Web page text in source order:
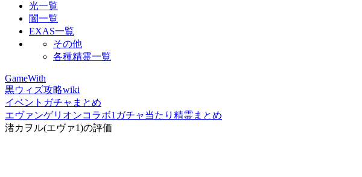
光一覧
闇一覧
EXAS一覧
その他
各種精霊一覧
GameWith
黒ウィズ攻略wiki
イベントガチャまとめ
エヴァンゲリオンコラボ1ガチャ当たり精霊まとめ
渚カヲル(エヴァ1)の評価